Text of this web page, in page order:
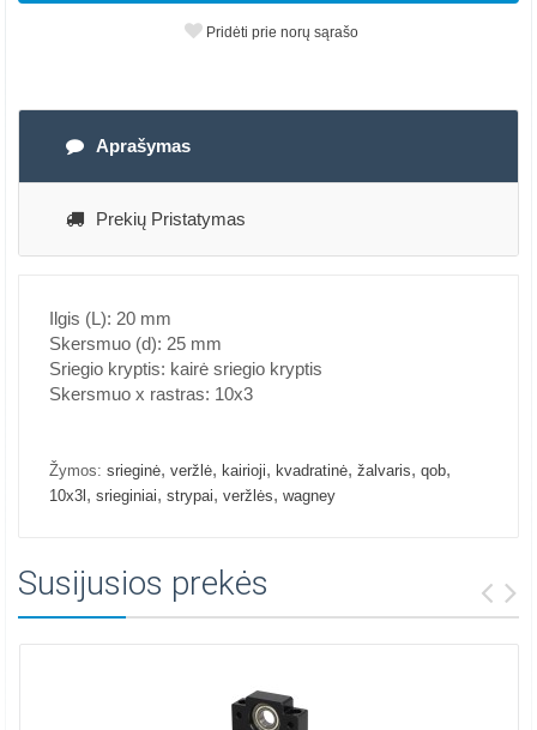
Pridėti prie norų sąrašo
Aprašymas
Prekių Pristatymas
Ilgis (L): 20 mm
Skersmuo (d): 25 mm
Sriegio kryptis: kairė sriegio kryptis
Skersmuo x rastras: 10x3
Žymos: srieginė, veržlė, kairioji, kvadratinė, žalvaris, qob,
10x3l , srieginiai, strypai, veržlės, wagney
Susijusios prekės